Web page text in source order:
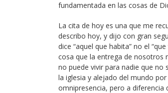
fundamentada en las cosas de
La cita de hoy es una que me
describo hoy, y dijo con gran
dice “aquel que habita” no el
cosa que la entrega de nosotros
no puede vivir para nadie que no
la iglesia y alejado del mundo
omnipresencia, pero a diferencia